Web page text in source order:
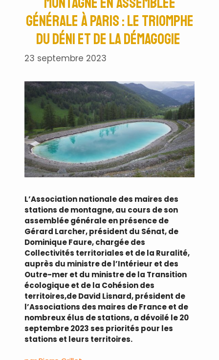
générale à Paris : le triomphe
du déni et de la démagogie
23 septembre 2023
L’Association nationale des maires des
stations de montagne, au cours de son
assemblée générale en présence de
Gérard Larcher, président du Sénat, de
Dominique Faure, chargée des
Collectivités territoriales et de la Ruralité,
auprès du ministre de l’Intérieur et des
Outre-mer et du ministre de la Transition
écologique et de la Cohésion des
territoires,de David Lisnard, président de
l’Associations des maires de France et de
nombreux élus de stations, a dévoilé le 20
septembre 2023 ses priorités pour les
stations et leurs territoires.